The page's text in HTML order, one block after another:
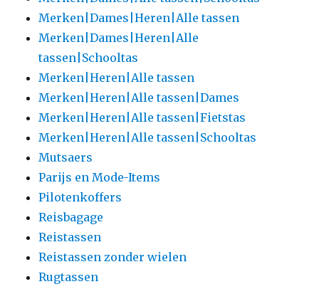
Merken|Dames|Heren|Alle tassen
Merken|Dames|Heren|Alle
tassen|Schooltas
Merken|Heren|Alle tassen
Merken|Heren|Alle tassen|Dames
Merken|Heren|Alle tassen|Fietstas
Merken|Heren|Alle tassen|Schooltas
Mutsaers
Parijs en Mode-Items
Pilotenkoffers
Reisbagage
Reistassen
Reistassen zonder wielen
Rugtassen